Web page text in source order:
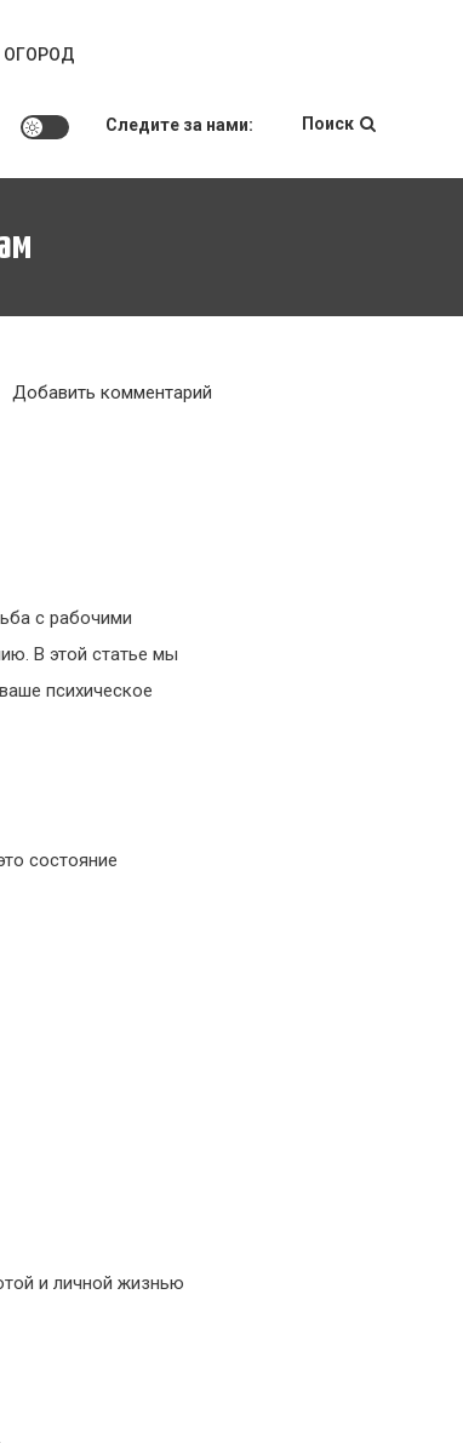
ОГОРОД
Следите за нами: Поиск
Добавить комментарий
с рабочими
В этой статье мы
психическое
состояние
и личной жизнью